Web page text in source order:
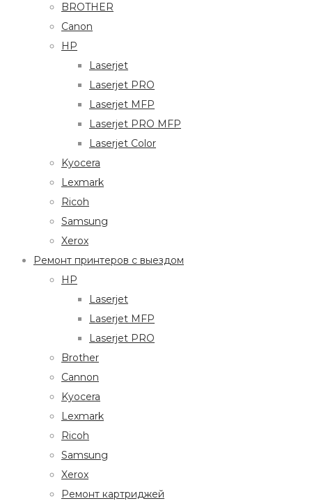
BROTHER
Canon
HP
Laserjet
Laserjet PRO
Laserjet MFP
Laserjet PRO MFP
Laserjet Color
Kyocera
Lexmark
Ricoh
Samsung
Xerox
Ремонт принтеров с выездом
HP
Laserjet
Laserjet MFP
Laserjet PRO
Brother
Cannon
Kyocera
Lexmark
Ricoh
Samsung
Xerox
Ремонт картриджей